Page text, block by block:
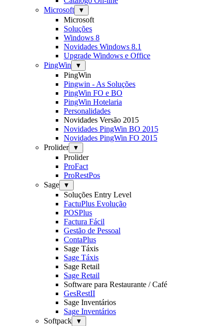
Microsoft
▼
Microsoft
Soluções
Windows 8
Novidades Windows 8.1
Upgrade Windows e Office
PingWin
▼
PingWin
Pingwin - As Soluções
PingWin FO e BO
PingWin Hotelaria
Personalidades
Novidades Versão 2015
Novidades PingWin BO 2015
Novidades PingWin FO 2015
Prolider
▼
Prolider
ProFact
ProRestPos
Sage
▼
Soluções Entry Level
FactuPlus Evolução
POSPlus
Factura Fácil
Gestão de Pessoal
ContaPlus
Sage Táxis
Sage Táxis
Sage Retail
Sage Retail
Software para Restaurante / Café
GesRestII
Sage Inventários
Sage Inventários
Softpack
▼